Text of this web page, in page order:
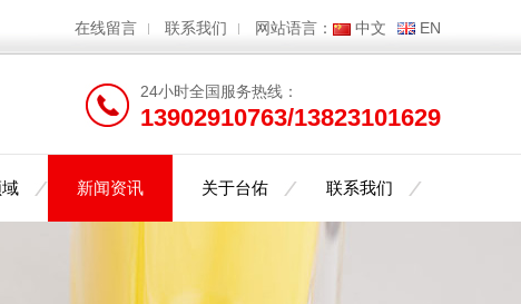
在线留言 联系我们 网站语言： 中文 EN
24小时全国服务热线：
13902910763/13823101629
新闻资讯 关于台佑 联系我们